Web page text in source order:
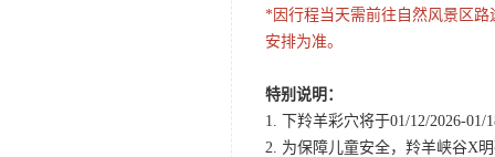
*因行程当天需前往自然风景区
安排为准。
特别说明：
1. 下羚羊彩穴将于01/12/2026-
2. 为保障儿童安全，羚羊峡谷X